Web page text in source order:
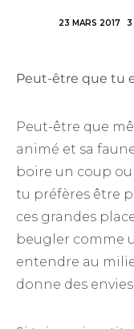
23 MARS 2017 3
Peut-être que tu
Peut-être que
animé et sa
boire un coup
tu préfères être
ces grandes
beugler comme
entendre au
donne des